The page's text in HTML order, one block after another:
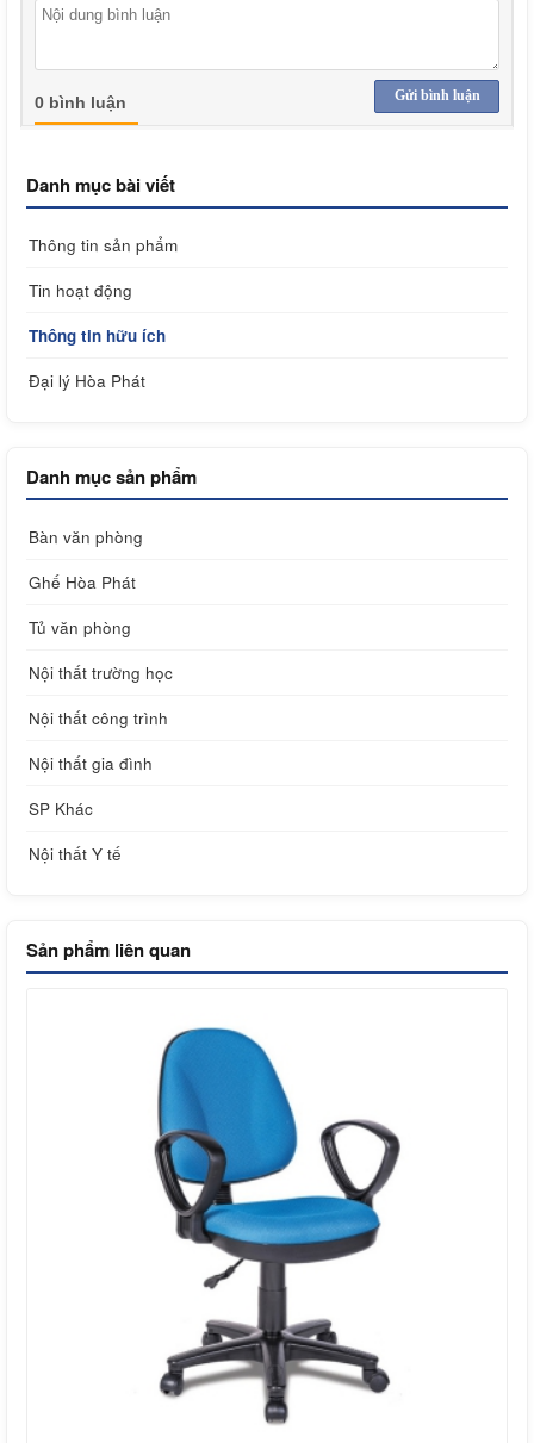
Gửi bình luận
0 bình luận
Danh mục bài viết
Thông tin sản phẩm
Tin hoạt động
Thông tin hữu ích
Đại lý Hòa Phát
Danh mục sản phẩm
Bàn văn phòng
Ghế Hòa Phát
Tủ văn phòng
Nội thất trường học
Nội thất công trình
Nội thất gia đình
SP Khác
Nội thất Y tế
Sản phẩm liên quan